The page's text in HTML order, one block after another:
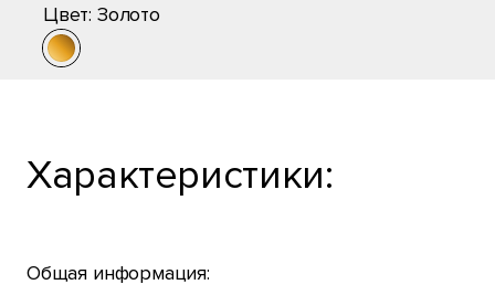
Цвет: Золото
Характеристики:
Общая информация: